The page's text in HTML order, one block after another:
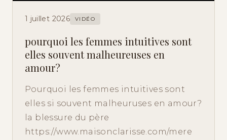
1 juillet 2026 VIDÉO
pourquoi les femmes intuitives sont
elles souvent malheureuses en
amour?
Pourquoi les femmes intuitives sont
elles si souvent malheuruses en amour?
la blessure du père
https://www.maisonclarisse.com/mere